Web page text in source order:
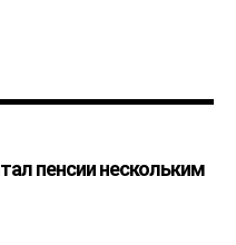
пенсии нескольким